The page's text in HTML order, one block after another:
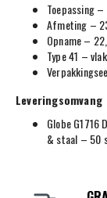
Toepassing
Afmeting –
Opname –
Type 41 – vlak
Leveringsomvang
Globe
& staal – 50